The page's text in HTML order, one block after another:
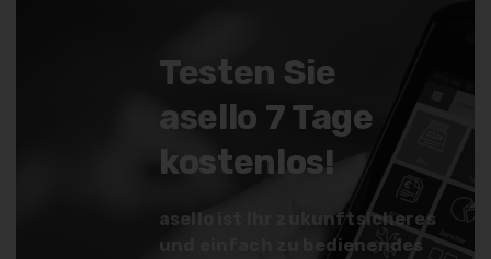
Testen Sie
asello 7 Tage
kostenlos!
asello ist Ihr zukunftsicheres
und einfach zu bedienendes